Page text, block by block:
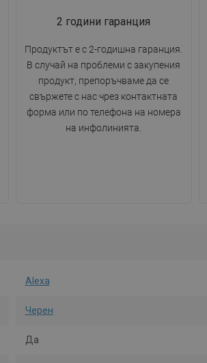
2 години гаранция
Продуктът е с 2-годишна гаранция.
В случай на проблеми с закупения
продукт, препоръчваме да се
свържете с нас чрез контактната
форма или по телефона на номера
на инфолинията.
Alexa
Черен
Да